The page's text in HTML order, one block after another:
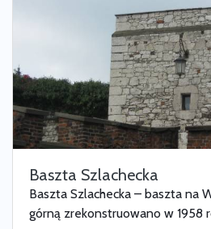
Baszta Szlachecka
Baszta Szlachecka – baszta na
górną zrekonstruowano w 1958